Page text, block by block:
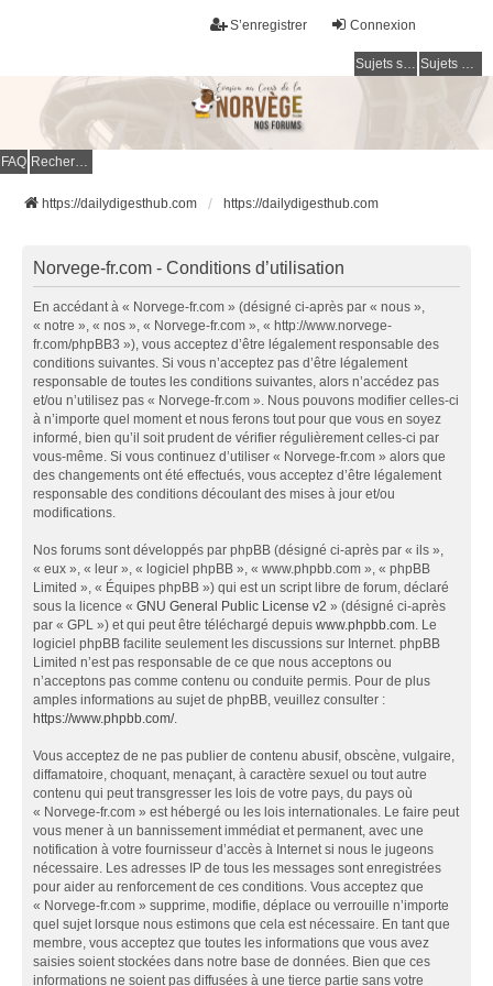
Connexion
S’enregistrer
Sujets sans réponse Sujets actifs
FAQ Rechercher
https://dailydigesthub.com https://dailydigesthub.com
Norvege-fr.com - Conditions d’utilisation
En accédant à « Norvege-fr.com » (désigné ci-après par « nous »,
« notre », « nos », « Norvege-fr.com », « http://www.norvege-
fr.com/phpBB3 »), vous acceptez d’être légalement responsable des
conditions suivantes. Si vous n’acceptez pas d’être légalement
responsable de toutes les conditions suivantes, alors n’accédez pas
et/ou n’utilisez pas « Norvege-fr.com ». Nous pouvons modifier celles-ci
à n’importe quel moment et nous ferons tout pour que vous en soyez
informé, bien qu’il soit prudent de vérifier régulièrement celles-ci par
vous-même. Si vous continuez d’utiliser « Norvege-fr.com » alors que
des changements ont été effectués, vous acceptez d’être légalement
responsable des conditions découlant des mises à jour et/ou
modifications.
Nos forums sont développés par phpBB (désigné ci-après par « ils »,
« eux », « leur », « logiciel phpBB », « www.phpbb.com », « phpBB
Limited », « Équipes phpBB ») qui est un script libre de forum, déclaré
sous la licence « GNU General Public License v2 » (désigné ci-après
par « GPL ») et qui peut être téléchargé depuis www.phpbb.com. Le
logiciel phpBB facilite seulement les discussions sur Internet. phpBB
Limited n’est pas responsable de ce que nous acceptons ou
n’acceptons pas comme contenu ou conduite permis. Pour de plus
amples informations au sujet de phpBB, veuillez consulter :
https://www.phpbb.com/.
Vous acceptez de ne pas publier de contenu abusif, obscène, vulgaire,
diffamatoire, choquant, menaçant, à caractère sexuel ou tout autre
contenu qui peut transgresser les lois de votre pays, du pays où
« Norvege-fr.com » est hébergé ou les lois internationales. Le faire peut
vous mener à un bannissement immédiat et permanent, avec une
notification à votre fournisseur d’accès à Internet si nous le jugeons
nécessaire. Les adresses IP de tous les messages sont enregistrées
pour aider au renforcement de ces conditions. Vous acceptez que
« Norvege-fr.com » supprime, modifie, déplace ou verrouille n’importe
quel sujet lorsque nous estimons que cela est nécessaire. En tant que
membre, vous acceptez que toutes les informations que vous avez
saisies soient stockées dans notre base de données. Bien que ces
informations ne soient pas diffusées à une tierce partie sans votre